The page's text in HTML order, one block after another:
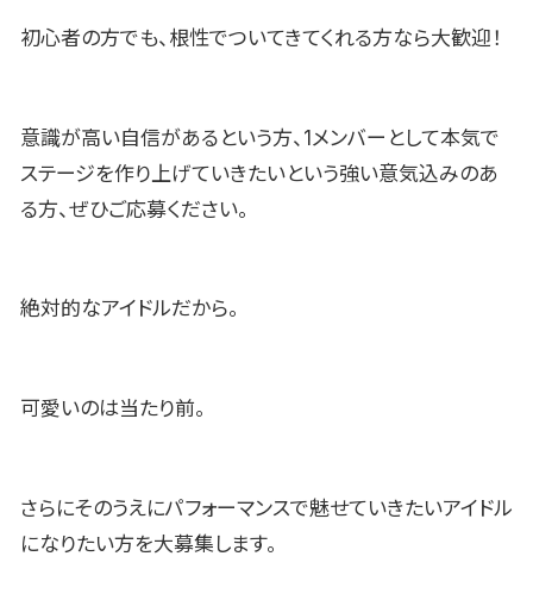
初心者の方でも、根性でついてきてくれる方なら大歓迎！
意識が高い自信があるという方、1メンバーとして本気で
ステージを作り上げていきたいという強い意気込みのあ
る方、ぜひご応募ください。
絶対的なアイドルだから。
可愛いのは当たり前。
さらにそのうえにパフォーマンスで魅せていきたいアイドル
になりたい方を大募集します。